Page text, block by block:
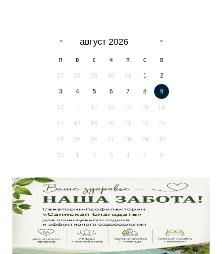
август 2026
п в с ч п с в
27 28 29 30 31 1 2
3 4 5 6 7 8 9
10 11 12 13 14 15 16
17 18 19 20 21 22 23
24 25 26 27 28 29 30
31 1 2 3 4 5 6